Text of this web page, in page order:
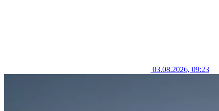
03.08.2026, 09:23